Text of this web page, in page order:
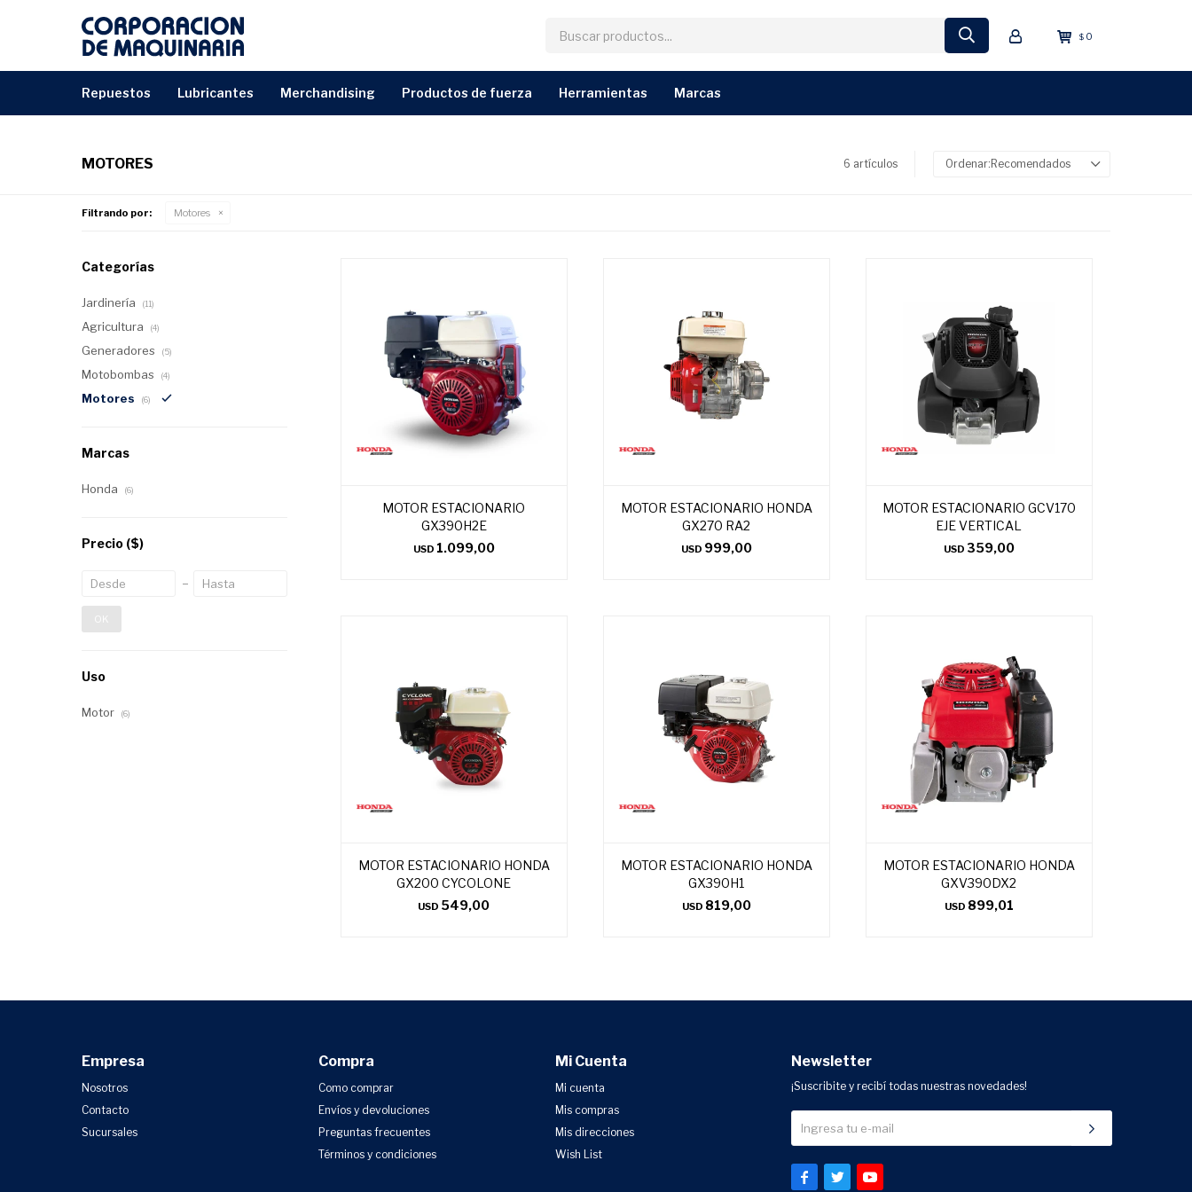
repuestos lubricantes merchandising productos de fuerza herramientas marcas
$ 0
MOTORES 6 artículos Recomendados
Filtrando por: Motores
MOTOR ESTACIONARIO
GX390H2E
USD 1.099,00
MOTOR ESTACIONARIO HONDA
GX270 RA2
USD 999,00
MOTOR ESTACIONARIO GCV170
EJE VERTICAL
USD 359,00
MOTOR ESTACIONARIO HONDA
GX200 CYCOLONE
USD 549,00
MOTOR ESTACIONARIO HONDA
GX390H1
USD 819,00
MOTOR ESTACIONARIO HONDA
GXV390DX2
USD 899,01
Categorías
Jardinería (11)
Agricultura (4)
Generadores (5)
Motobombas (4)
Motores (6)
Marcas
Honda (6)
Precio ($)
OK
Uso
Motor (6)
Empresa
Nosotros
Contacto
Sucursales
Compra
Como comprar
Envíos y devoluciones
Preguntas frecuentes
Términos y condiciones
Mi Cuenta
Mi cuenta
Mis compras
Mis direcciones
Wish List
Newsletter
¡Suscribite y recibí todas nuestras novedades!
  